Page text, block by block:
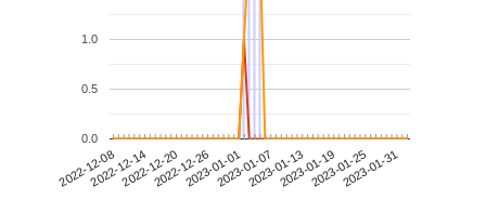
2022-12-082022-12-142022-12-202022-12-262023-01-012023-01-072023-01-132023-01-192023-01-252023-01-31
0.0
0.5
1.0